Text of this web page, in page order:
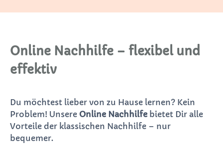
Online Nachhilfe – flexibel und
effektiv
Du möchtest lieber von zu Hause lernen? Kein
Problem! Unsere Online Nachhilfe bietet Dir alle
Vorteile der klassischen Nachhilfe – nur
bequemer.